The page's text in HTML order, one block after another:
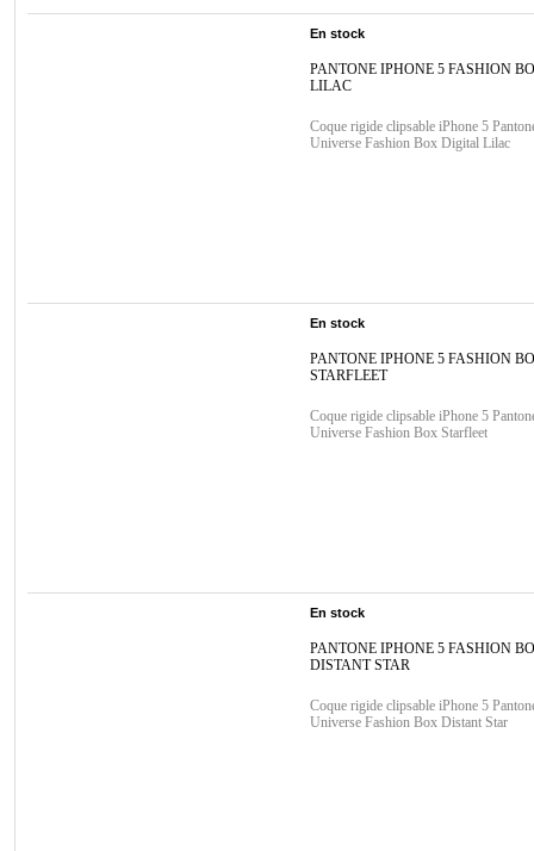
En stock
PANTONE IPHONE 5 FASHION
LILAC
Coque rigide clipsable iPhone 5
Universe Fashion Box Digital Lilac
En stock
PANTONE IPHONE 5 FASHION
STARFLEET
Coque rigide clipsable iPhone 5
Universe Fashion Box Starfleet
En stock
PANTONE IPHONE 5 FASHION
DISTANT STAR
Coque rigide clipsable iPhone 5
Universe Fashion Box Distant Star